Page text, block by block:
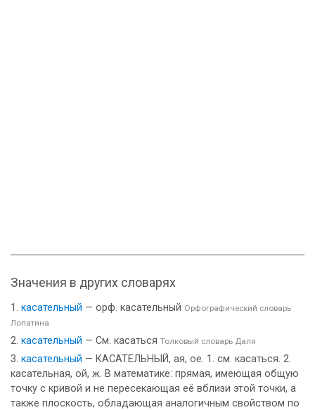
Значения в других словарях
касательный — орф. касательный Орфографический словарь
Лопатина
касательный — См. касаться Толковый словарь Даля
касательный — КАСАТЕЛЬНЫЙ, ая, ое. 1. см. касаться. 2.
касательная, ой, ж. В математике: прямая, имеющая общую
точку с кривой и не пересекающая её вблизи этой точки, а
также плоскость, обладающая аналогичным свойством по